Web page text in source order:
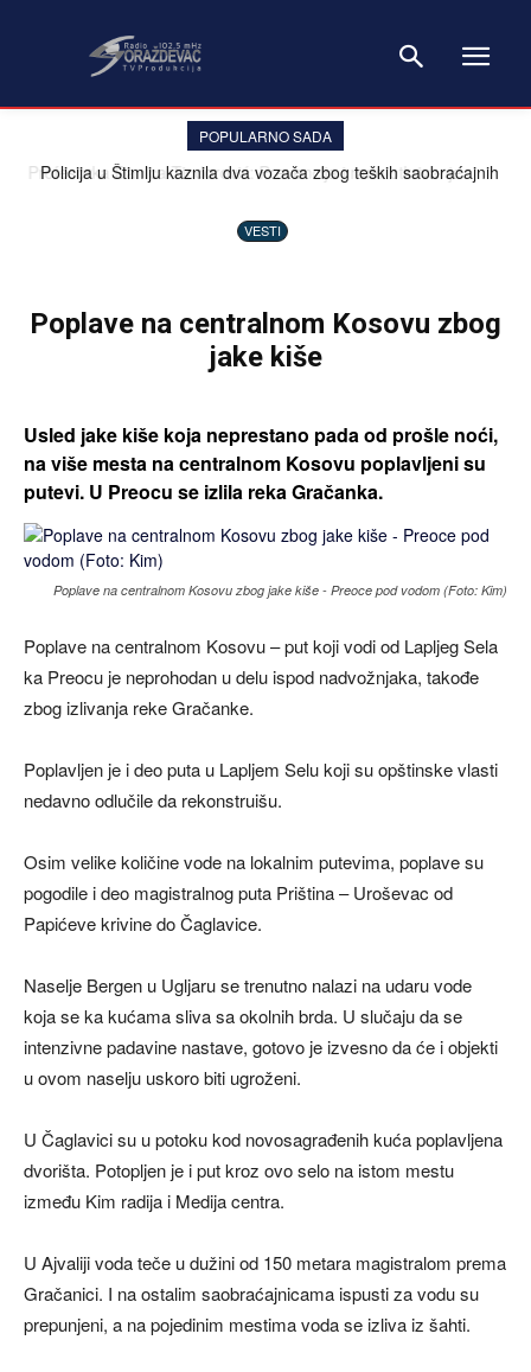
POPULARNO SADA
Profesorka Danica Tiodorović: Prevencija i rano otkrivanje
Policija u Štimlju kaznila dva vozača zbog teških saobraćajnih
VESTI
Poplave na centralnom Kosovu zbog
jake kiše
Usled jake kiše koja neprestano pada od prošle noći,
na više mesta na centralnom Kosovu poplavljeni su
putevi. U Preocu se izlila reka Gračanka.
Poplave na centralnom Kosovu zbog jake kiše - Preoce pod vodom (Foto: Kim)
Poplave na centralnom Kosovu – put koji vodi od Lapljeg Sela
ka Preocu je neprohodan u delu ispod nadvožnjaka, takođe
zbog izlivanja reke Gračanke.
Poplavljen je i deo puta u Lapljem Selu koji su opštinske vlasti
nedavno odlučile da rekonstruišu.
Osim velike količine vode na lokalnim putevima, poplave su
pogodile i deo magistralnog puta Priština – Uroševac od
Papićeve krivine do Čaglavice.
Naselje Bergen u Ugljaru se trenutno nalazi na udaru vode
koja se ka kućama sliva sa okolnih brda. U slučaju da se
intenzivne padavine nastave, gotovo je izvesno da će i objekti
u ovom naselju uskoro biti ugroženi.
U Čaglavici su u potoku kod novosagrađenih kuća poplavljena
dvorišta. Potopljen je i put kroz ovo selo na istom mestu
između Kim radija i Medija centra.
U Ajvaliji voda teče u dužini od 150 metara magistralom prema
Gračanici. I na ostalim saobraćajnicama ispusti za vodu su
prepunjeni, a na pojedinim mestima voda se izliva iz šahti.